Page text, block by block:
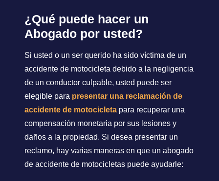
¿Qué puede hacer un
Abogado por usted?
Si usted o un ser querido ha sido víctima de un
accidente de motocicleta debido a la negligencia
de un conductor culpable, usted puede ser
elegible para presentar una reclamación de
accidente de motocicleta para recuperar una
compensación monetaria por sus lesiones y
daños a la propiedad. Si desea presentar un
reclamo, hay varias maneras en que un abogado
de accidente de motocicletas puede ayudarle: